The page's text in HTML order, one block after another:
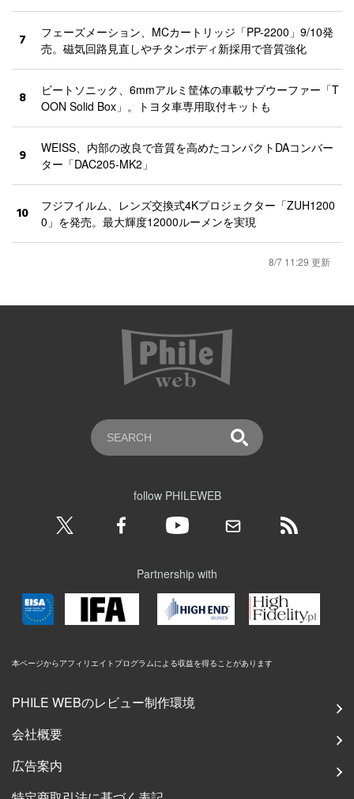
7
フェーズメーション、MCカートリッジ「PP-2200」9/10発
売。磁気回路見直しやチタンボディ新採用で音質強化
8
ビートソニック、6mmアルミ筐体の車載サブウーファー「T
OON Solid Box」。トヨタ車専用取付キットも
9
WEISS、内部の改良で音質を高めたコンパクトDAコンバー
ター「DAC205-MK2」
10
フジフイルム、レンズ交換式4Kプロジェクター「ZUH1200
0」を発売。最大輝度12000ルーメンを実現
8/7 11:29 更新
follow PHILEWEB
Partnership with
本ページからアフィリエイトプログラムによる収益を得ることがあります
PHILE WEBのレビュー制作環境
会社概要
広告案内